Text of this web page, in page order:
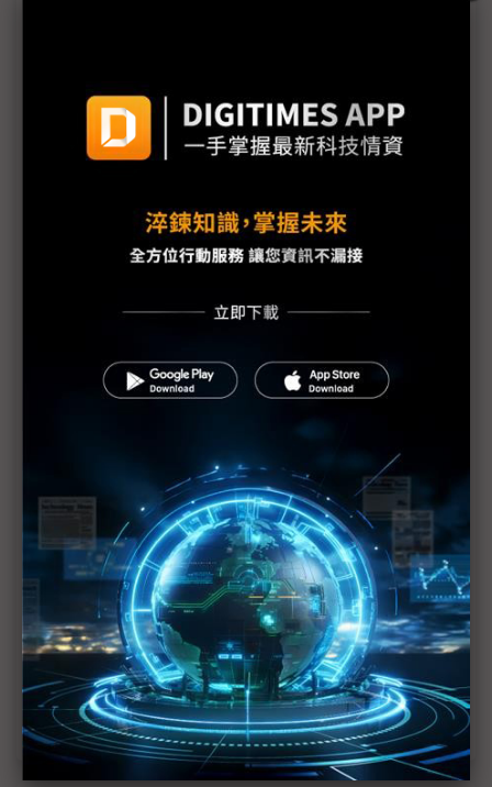
西班牙不只是觀光勝地！ 加那利群島力拚成太空、
半導體業樞紐
直擊西班牙新創Openchip乘代理式AI契機 首波晶片
重度記憶體AI推論需求
歐盟晶片法案2.0預計5月底公布 料將強化鎖定本土
量子電腦10年內大量部署 Qilimanjaro鎖定「類比量
子運算」整合AI資料中心
巴塞隆納連線：手握晶片設計、光子、量子3關鍵實
力 西班牙欲重振電子業話語權
科技1分鐘：西班牙半導體設備公司Wooptix
科技1分鐘：西班牙量子運算公司Qilimanjaro